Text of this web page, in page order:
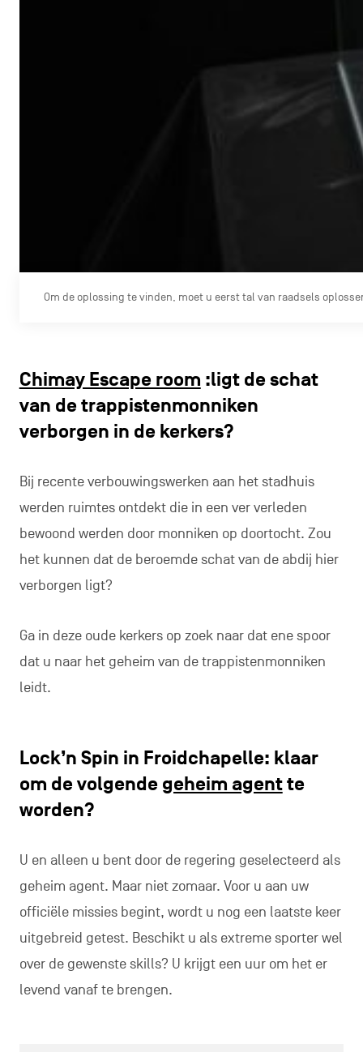
Om de oplossing te vinden, moet u eerst tal van raadsels
Chimay Escape room :ligt de schat
van de trappistenmonniken
verborgen in de kerkers?
Bij recente verbouwingswerken aan het stadhuis
werden ruimtes ontdekt die in een ver verleden
bewoond werden door monniken op doortocht. Zou
het kunnen dat de beroemde schat van de abdij hier
verborgen ligt?
Ga in deze oude kerkers op zoek naar dat ene spoor
dat u naar het geheim van de trappistenmonniken
leidt.
Lock’n Spin in Froidchapelle: klaar
om de volgende geheim agentte
worden?
U en alleen u bent door de regering geselecteerd als
geheim agent. Maar niet zomaar. Voor u aan uw
officiële missies begint, wordt u nog een laatste keer
uitgebreid getest. Beschikt u als extreme sporter wel
over de gewenste skills? U krijgt een uur om het er
levend vanaf te brengen.